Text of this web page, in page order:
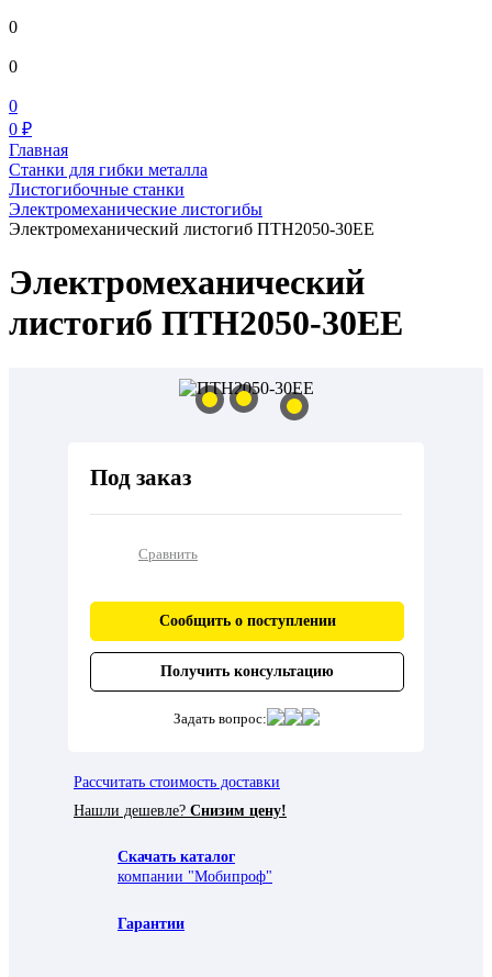
0
0
0
0 ₽
Главная
Станки для гибки металла
Листогибочные станки
Электромеханические листогибы
Электромеханический листогиб ПТН2050-30ЕЕ
Электромеханический
листогиб ПТН2050-30ЕЕ
Под заказ
Сравнить
Сообщить о поступлении
Получить консультацию
Задать вопрос:
Рассчитать стоимость доставки
Нашли дешевле? Снизим цену!
Скачать каталог
компании "Мобипроф"
Гарантии